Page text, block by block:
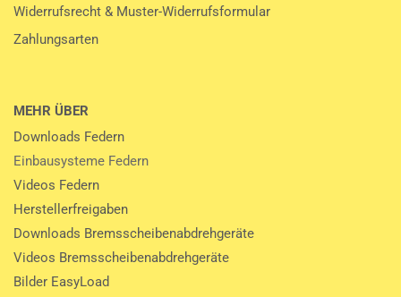
Widerrufsrecht & Muster-Widerrufsformular
Zahlungsarten
MEHR ÜBER
Downloads Federn
Einbausysteme Federn
Videos Federn
Herstellerfreigaben
Downloads Bremsscheibenabdrehgeräte
Videos Bremsscheibenabdrehgeräte
Bilder EasyLoad